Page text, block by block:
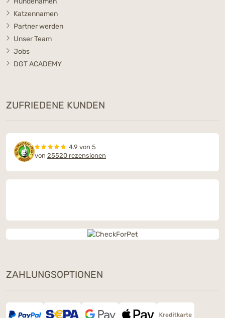
Katzennamen
Partner werden
Unser Team
Jobs
DGT ACADEMY
ZUFRIEDENE KUNDEN
4.9 von 5
von 25520 rezensionen
ZAHLUNGSOPTIONEN